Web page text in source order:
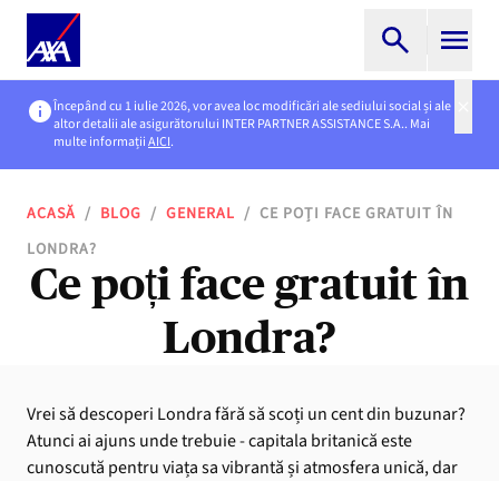
Începând cu 1 iulie 2026, vor avea loc modificări ale sediului social și ale
altor detalii ale asigurătorului INTER PARTNER ASSISTANCE S.A.. Mai
multe informațiiAICI.
ACASĂ / BLOG / GENERAL / CE POȚI FACE GRATUIT ÎN
LONDRA?
Ce poți face gratuit în
Londra?
Vrei să descoperi Londra fără să scoți un cent din buzunar?
Atunci ai ajuns unde trebuie - capitala britanică este
cunoscută pentru viața sa vibrantă și atmosfera unică, dar